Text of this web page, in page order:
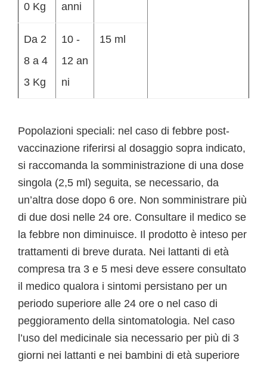
0 Kg
anni
Da 2
8 a 4
3 Kg
10 -
12 an
ni
15 ml
Popolazioni speciali: nel caso di febbre post-
vaccinazione riferirsi al dosaggio sopra indicato,
si raccomanda la somministrazione di una dose
singola (2,5 ml) seguita, se necessario, da
un’altra dose dopo 6 ore. Non somministrare più
di due dosi nelle 24 ore. Consultare il medico se
la febbre non diminuisce. Il prodotto è inteso per
trattamenti di breve durata. Nei lattanti di età
compresa tra 3 e 5 mesi deve essere consultato
il medico qualora i sintomi persistano per un
periodo superiore alle 24 ore o nel caso di
peggioramento della sintomatologia. Nel caso
l’uso del medicinale sia necessario per più di 3
giorni nei lattanti e nei bambini di età superiore